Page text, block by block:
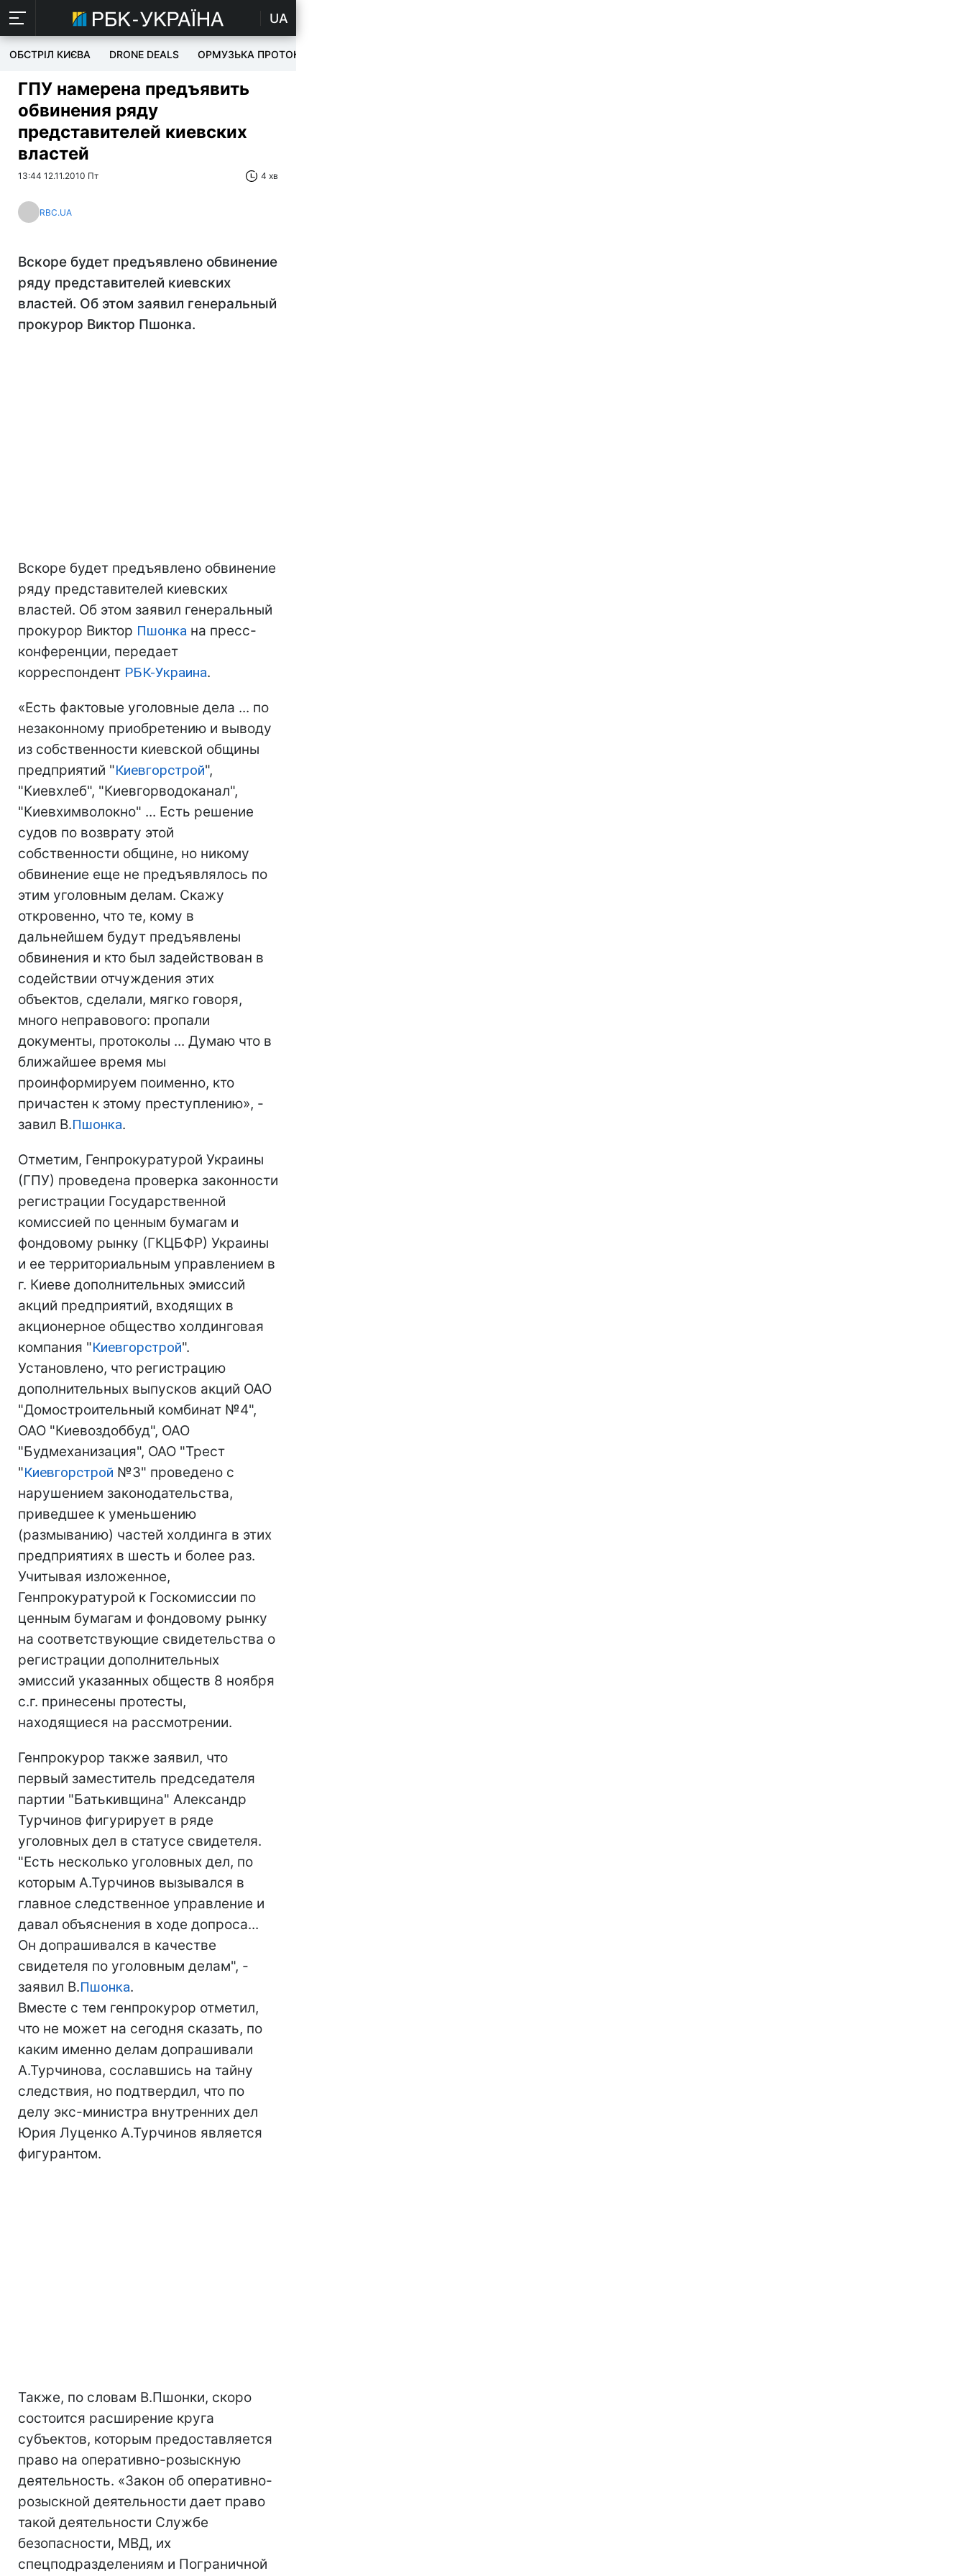
UA
ОБСТРІЛ КИЄВА DRONE DEALS ОРМУЗЬКА ПРОТОКА
ГПУ намерена предъявить
обвинения ряду
представителей киевских
властей
13:44 12.11.2010 Пт 4 хв
RBC.UA
Вскоре будет предъявлено обвинение
ряду представителей киевских
властей. Об этом заявил генеральный
прокурор Виктор Пшонка.
Вскоре будет предъявлено обвинение
ряду представителей киевских
властей. Об этом заявил генеральный
прокурор Виктор Пшонка на пресс-
конференции, передает
корреспондент РБК-Украина.
«Есть фактовые уголовные дела ... по
незаконному приобретению и выводу
из собственности киевской общины
предприятий "Киевгорстрой",
"Киевхлеб", "Киевгорводоканал",
"Киевхимволокно" ... Есть решение
судов по возврату этой
собственности общине, но никому
обвинение еще не предъявлялось по
этим уголовным делам. Скажу
откровенно, что те, кому в
дальнейшем будут предъявлены
обвинения и кто был задействован в
содействии отчуждения этих
объектов, сделали, мягко говоря,
много неправового: пропали
документы, протоколы ... Думаю что в
ближайшее время мы
проинформируем поименно, кто
причастен к этому преступлению», -
завил В.Пшонка.
Отметим, Генпрокуратурой Украины
(ГПУ) проведена проверка законности
регистрации Государственной
комиссией по ценным бумагам и
фондовому рынку (ГКЦБФР) Украины
и ее территориальным управлением в
г. Киеве дополнительных эмиссий
акций предприятий, входящих в
акционерное общество холдинговая
компания "Киевгорстрой".
Установлено, что регистрацию
дополнительных выпусков акций ОАО
"Домостроительный комбинат №4",
ОАО "Киевоздоббуд", ОАО
"Будмеханизация", ОАО "Трест
"Киевгорстрой №3" проведено с
нарушением законодательства,
приведшее к уменьшению
(размыванию) частей холдинга в этих
предприятиях в шесть и более раз.
Учитывая изложенное,
Генпрокуратурой к Госкомиссии по
ценным бумагам и фондовому рынку
на соответствующие свидетельства о
регистрации дополнительных
эмиссий указанных обществ 8 ноября
с.г. принесены протесты,
находящиеся на рассмотрении.
Генпрокурор также заявил, что
первый заместитель председателя
партии "Батькивщина" Александр
Турчинов фигурирует в ряде
уголовных дел в статусе свидетеля.
"Есть несколько уголовных дел, по
которым А.Турчинов вызывался в
главное следственное управление и
давал объяснения в ходе допроса...
Он допрашивался в качестве
свидетеля по уголовным делам", -
заявил В.Пшонка.
Вместе с тем генпрокурор отметил,
что не может на сегодня сказать, по
каким именно делам допрашивали
А.Турчинова, сославшись на тайну
следствия, но подтвердил, что по
делу экс-министра внутренних дел
Юрия Луценко А.Турчинов является
фигурантом.
Также, по словам В.Пшонки, скоро
состоится расширение круга
субъектов, которым предоставляется
право на оперативно-розыскную
деятельность. «Закон об оперативно-
розыскной деятельности дает право
такой деятельности Службе
безопасности, МВД, их
спецподразделениям и Пограничной